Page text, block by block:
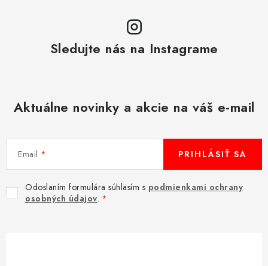
Sledujte nás na Instagrame
Aktuálne novinky a akcie na váš e-mail
Email
Odoslaním formulára súhlasím s podmienkami ochrany
osobných údajov.
PRIHLÁSIŤ SA